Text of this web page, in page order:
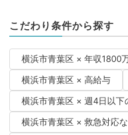
こだわり条件から探す
横浜市青葉区 × 年収1800
横浜市青葉区 × 高給与
横浜市青葉区 × 週4日以下
横浜市青葉区 × 救急対応